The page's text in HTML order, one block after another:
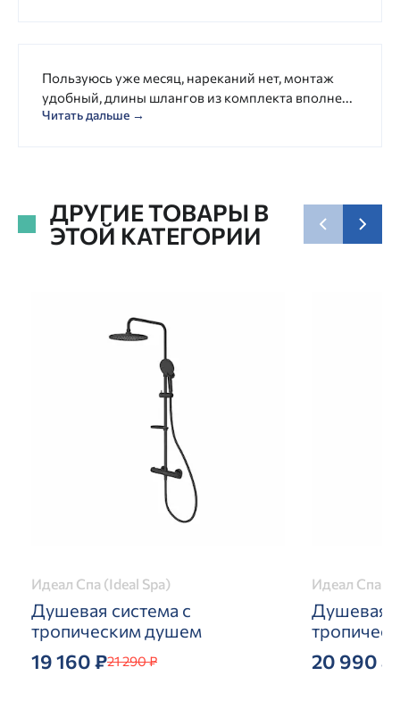
Пользуюсь уже месяц, нареканий нет, монтаж
удобный, длины шлангов из комплекта вполне...
Читать дальше →
ДРУГИЕ ТОВАРЫ В
ЭТОЙ КАТЕГОРИИ
Идеал Спа (Ideal Spa)
Душевая система с
тропическим душем
19 160 ₽21 290 ₽
Идеал Спа
Душевая
20 990 ₽